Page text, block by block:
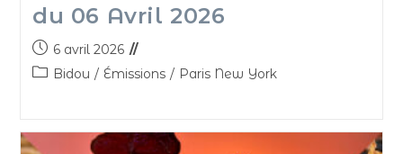
du 06 Avril 2026
6 avril 2026
Bidou / Émissions / Paris New York